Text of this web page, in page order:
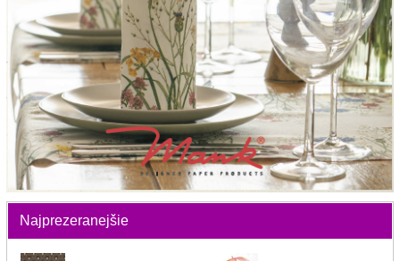
Najprezeranejšie